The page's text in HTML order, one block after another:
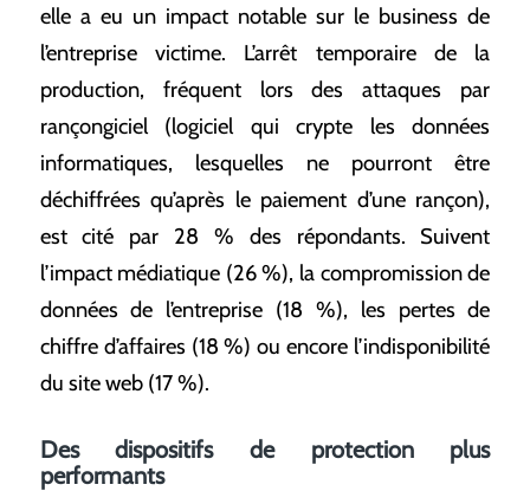
elle a eu un impact notable sur le business de
l’entreprise victime. L’arrêt temporaire de la
production, fréquent lors des attaques par
rançongiciel (logiciel qui crypte les données
informatiques, lesquelles ne pourront être
déchiffrées qu’après le paiement d’une rançon),
est cité par 28 % des répondants. Suivent
l’impact médiatique (26 %), la compromission de
données de l’entreprise (18 %), les pertes de
chiffre d’affaires (18 %) ou encore l’indisponibilité
du site web (17 %).
Des dispositifs de protection plus
performants